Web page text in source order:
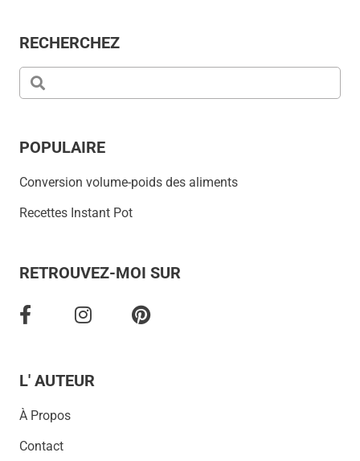
RECHERCHEZ
POPULAIRE
Conversion volume-poids des aliments
Recettes Instant Pot
RETROUVEZ-MOI SUR
L' AUTEUR
À Propos
Contact